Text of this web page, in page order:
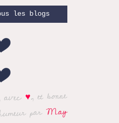
les blogs
avec♥, et bonne
parMay